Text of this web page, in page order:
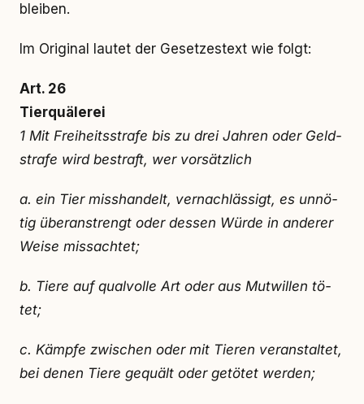
bleiben.
Im Original lautet der Gesetzestext wie folgt:
Art. 26
Tierquälerei
1 Mit Frei­heits­s­tra­fe bis zu drei Jah­ren oder Geld­
stra­fe wird be­straft, wer vor­sätz­lich
a. ein Tier miss­han­delt, ver­nach­läs­sigt, es un­nö­
tig über­an­strengt oder des­sen Wür­de in an­de­rer
Wei­se miss­ach­tet;
b. Tie­re auf qual­vol­le Art oder aus Mut­wil­len tö­
tet;
c. Kämp­fe zwi­schen oder mit Tie­ren ver­an­stal­tet,
bei de­nen Tie­re ge­quält oder ge­tö­tet wer­den;